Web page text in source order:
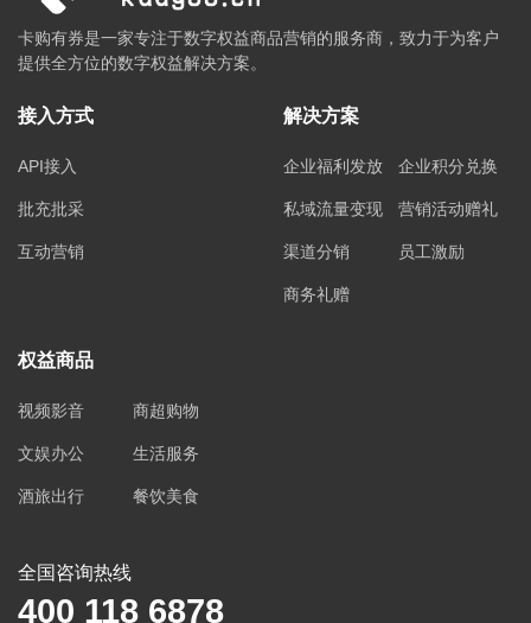
卡购有券是一家专注于数字权益商品营销的服务商，致力于为客户
提供全方位的数字权益解决方案。
接入方式
API接入
批充批采
互动营销
解决方案
企业福利发放 企业积分兑换
私域流量变现 营销活动赠礼
渠道分销 员工激励
商务礼赠
权益商品
视频影音 商超购物
文娱办公 生活服务
酒旅出行 餐饮美食
全国咨询热线
400 118 6878